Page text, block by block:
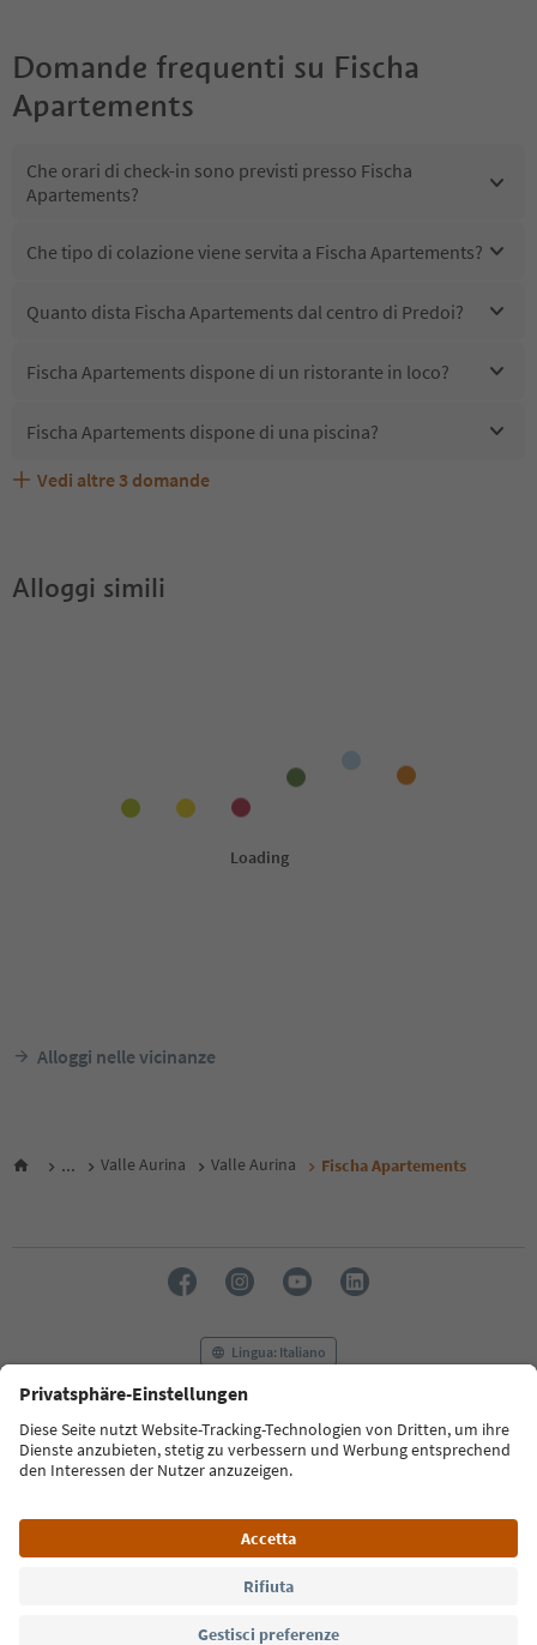
Domande frequenti su Fischa
Apartements
Che orari di check-in sono previsti presso Fischa
Apartements?
Che tipo di colazione viene servita a Fischa Apartements?
Quanto dista Fischa Apartements dal centro di Predoi?
Fischa Apartements dispone di un ristorante in loco?
Fischa Apartements dispone di una piscina?
Fischa Apartements accetta animali domestici?
Quali servizi/attività sono disponibili presso Fischa
Gli ospiti di Fischa Apartements ricevono l'Alto Adige
Vedi altre 3 domande
Alloggi simili
Alloggi nelle vicinanze
... Valle Aurina Valle Aurina Fischa Apartements
Lingua: Italiano
FAQ Contatti Press MICE
Privacy Policy
Termini e condizioni
Crediti
Cookie Policy
Alto Adige B2B